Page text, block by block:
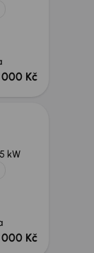
Kč
kW
Kč